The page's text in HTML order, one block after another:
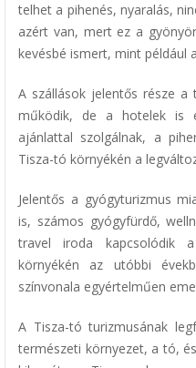
telhet a pihenés, nyaralás,
azért van, mert ez a
kevésbé ismert, mint például
A szállások jelentős része a
működik, de a hotelek is
ajánlattal szolgálnak, a
Tisza-tó környékén a
Jelentős a gyógyturizmus
is, számos gyógyfürdő,
travel iroda kapcsolódik
környékén az utóbbi
színvonala egyértelműen
A Tisza-tó turizmusának
természeti környezet, a tó,